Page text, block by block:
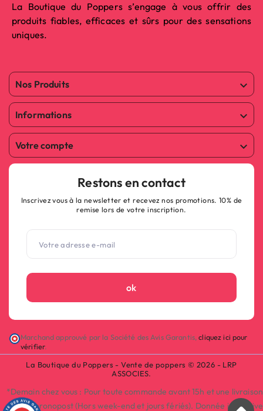
La Boutique du Poppers s’engage à vous offrir des
produits fiables, efficaces et sûrs pour des sensations
uniques.
Nos Produits 
Informations 
Votre compte 
Restons en contact
Inscrivez vous à la newsletter et recevez nos promotions. 10% de
remise lors de votre inscription.
ok
Marchand approuvé par la Société des Avis Garantis,cliquez ici pour
vérifier.
La Boutique du Poppers - Vente de poppers © 2026 - LRP
ASSOCIES.
*Demain chez vous : Pour toute commande avant 15h et une livraison
par Chronopost (Hors week-end et jours fériés). Donnée indicative